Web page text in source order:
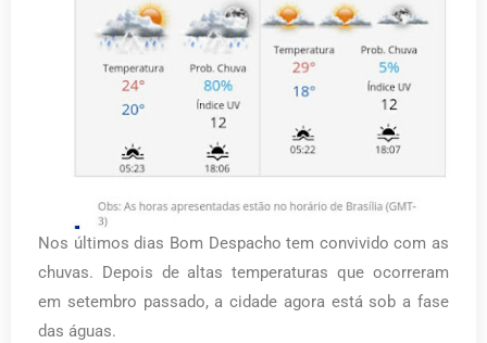
Nos últimos dias Bom Despacho tem convivido com as
chuvas. Depois de altas temperaturas que ocorreram
em setembro passado, a cidade agora está sob a fase
das águas.